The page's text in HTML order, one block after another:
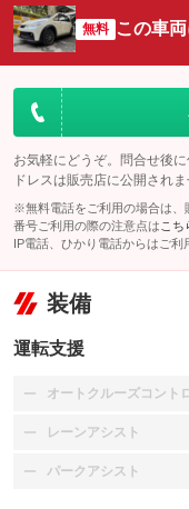
無料 この車
お気軽にどうぞ。問合せ後
ドレスは販売店に公開されま
※無料電話をご利用の場合は、
番号ご利用の際の注意点は こち
IP電話、ひかり電話からはご利
装備
運転支援
オートクルーズコント
：装備なし
レーンアシスト
：装備なし
パークアシスト
：装備なし